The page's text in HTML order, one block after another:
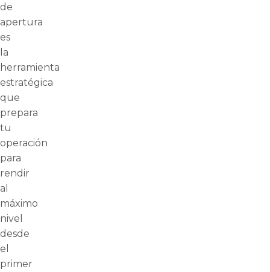
de
apertura
es
la
herramienta
estratégica
que
prepara
tu
operación
para
rendir
al
máximo
nivel
desde
el
primer